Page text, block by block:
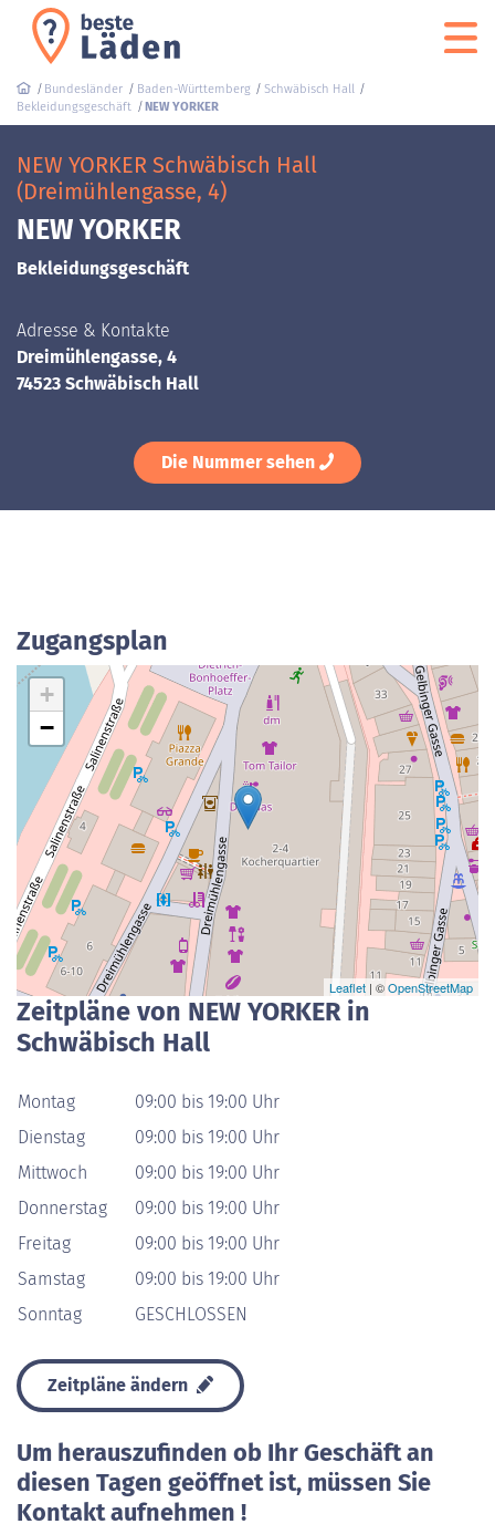
Bundesländer Baden-Württemberg
Schwäbisch Hall
Bekleidungsgeschäft
NEW YORKER
NEW YORKER Schwäbisch Hall
(Dreimühlengasse, 4)
NEW YORKER
Bekleidungsgeschäft
Adresse & Kontakte
Dreimühlengasse, 4
74523 Schwäbisch Hall
Die Nummer sehen
Zugangsplan
+
−
Leaflet | ©OpenStreetMap
Zeitpläne von NEW YORKER in
Schwäbisch Hall
Montag
09:00 bis 19:00 Uhr
Dienstag
09:00 bis 19:00 Uhr
Mittwoch
09:00 bis 19:00 Uhr
Donnerstag
09:00 bis 19:00 Uhr
Freitag
09:00 bis 19:00 Uhr
Samstag
09:00 bis 19:00 Uhr
Sonntag
GESCHLOSSEN
Zeitpläne ändern
Um herauszufinden ob Ihr Geschäft an
diesen Tagen geöffnet ist, müssen Sie
Kontakt aufnehmen !